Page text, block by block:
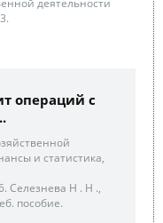
деятельности
операций с
и статистика,
Селезнева Н . Н .,
пособие.